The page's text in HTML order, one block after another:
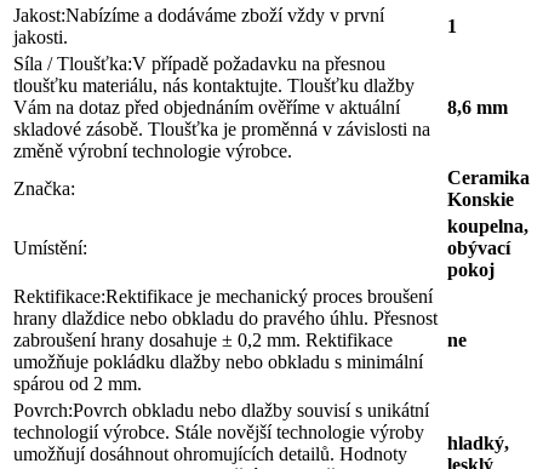
Jakost:Nabízíme a dodáváme zboží vždy v první
jakosti.
1
Síla / Tloušťka:V případě požadavku na přesnou
tloušťku materiálu, nás kontaktujte. Tloušťku dlažby
Vám na dotaz před objednáním ověříme v aktuální
skladové zásobě. Tloušťka je proměnná v závislosti na
změně výrobní technologie výrobce.
8,6 mm
Značka:
Ceramika
Konskie
Umístění:
koupelna,
obývací
pokoj
Rektifikace:Rektifikace je mechanický proces broušení
hrany dlaždice nebo obkladu do pravého úhlu. Přesnost
zabroušení hrany dosahuje ± 0,2 mm. Rektifikace
umožňuje pokládku dlažby nebo obkladu s minimální
spárou od 2 mm.
ne
Povrch:Povrch obkladu nebo dlažby souvisí s unikátní
technologií výrobce. Stále novější technologie výroby
umožňují dosáhnout ohromujících detailů. Hodnoty
hladký,
lesklý